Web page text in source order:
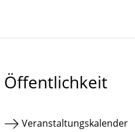
Öffentlichkeit
Veranstaltungskalender